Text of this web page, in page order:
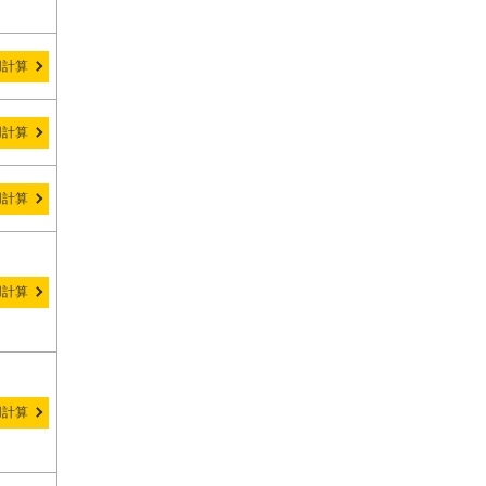
算
算
算
算
算